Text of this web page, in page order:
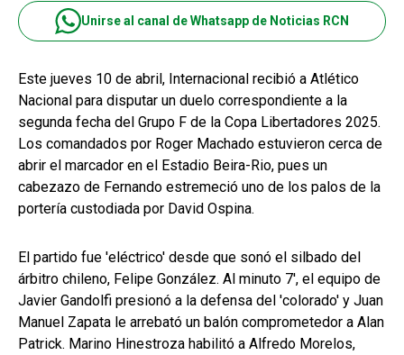
Unirse al canal de Whatsapp de Noticias RCN
Este jueves 10 de abril, Internacional recibió a Atlético
Nacional para disputar un duelo correspondiente a la
segunda fecha del Grupo F de la Copa Libertadores 2025.
Los comandados por Roger Machado estuvieron cerca de
abrir el marcador en el Estadio Beira-Rio, pues un
cabezazo de Fernando estremeció uno de los palos de la
portería custodiada por David Ospina.
El partido fue 'eléctrico' desde que sonó el silbado del
árbitro chileno, Felipe González. Al minuto 7', el equipo de
Javier Gandolfi presionó a la defensa del 'colorado' y Juan
Manuel Zapata le arrebató un balón comprometedor a Alan
Patrick. Marino Hinestroza habilitó a Alfredo Morelos,